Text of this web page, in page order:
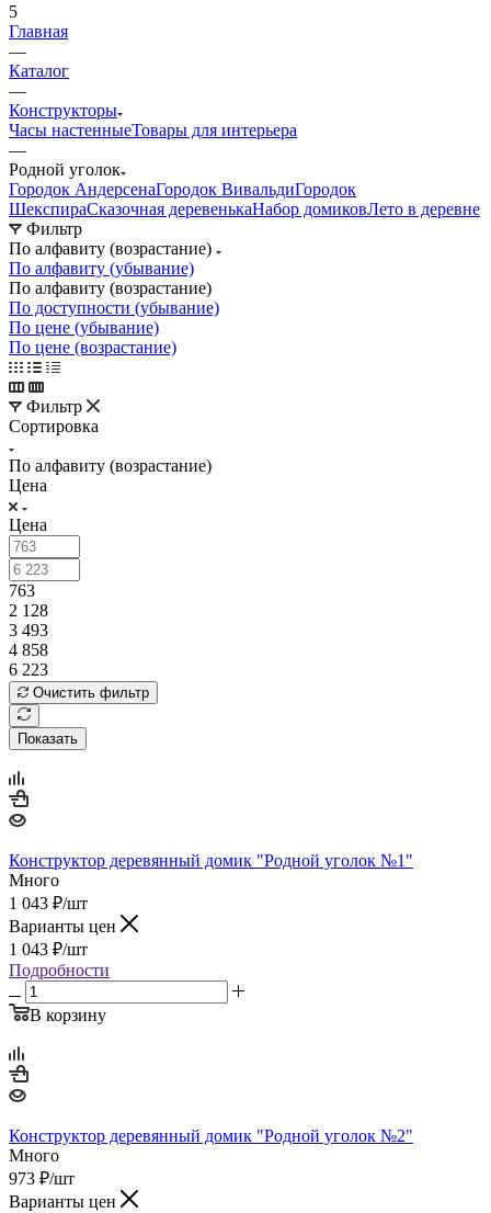
5
Главная
—
Каталог
—
Конструкторы
Часы настенныеТовары для интерьера
—
Родной уголок
Городок АндерсенаГородок ВивальдиГородок
ШекспираСказочная деревенькаНабор домиковЛето в деревне
Фильтр
По алфавиту (возрастание)
По алфавиту (убывание)
По алфавиту (возрастание)
По доступности (убывание)
По цене (убывание)
По цене (возрастание)
Фильтр
Сортировка
По алфавиту (возрастание)
Цена
Цена
763
2 128
3 493
4 858
6 223
Очистить фильтр
Показать
Конструктор деревянный домик "Родной уголок №1"
Много
1 043 ₽/шт
Варианты цен
1 043 ₽/шт
Подробности
В корзину
Конструктор деревянный домик "Родной уголок №2"
Много
973 ₽/шт
Варианты цен